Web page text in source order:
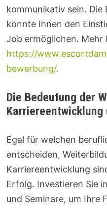
kommunikativ sein. Die
könnte Ihnen den
Job ermöglichen. Mehr
https://
bewerbung/.
Die Bedeutung der
Egal für welchen
entscheiden,
Karriereentwicklung
Erfolg. Investieren Sie
und Seminare, um Ihre